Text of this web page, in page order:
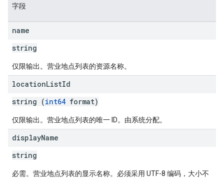
字段
name
string
仅限输出。营业地点列表的资源名称。
locationListId
string (int64 format)
仅限输出。营业地点列表的唯一 ID。由系统分配。
displayName
string
必需。营业地点列表的显示名称。必须采用 UTF-8 编码，大小不